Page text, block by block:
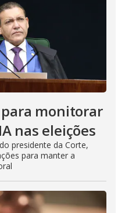
para monitorar
nas eleições
presidente da Corte,
para manter a